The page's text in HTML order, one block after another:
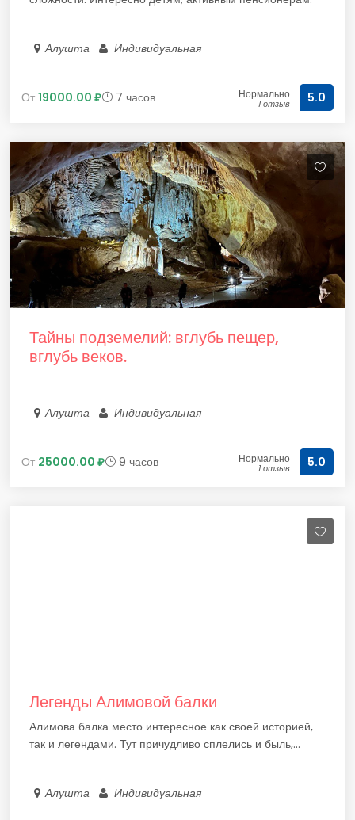
Алушта Индивидуальная
От 19000.00 ₽ 7 часов Нормально
1 отзыв 5.0
Тайны подземелий: вглубь пещер,
вглубь веков.
Алушта Индивидуальная
От 25000.00 ₽ 9 часов Нормально
1 отзыв 5.0
Легенды Алимовой балки
Алимова балка место интересное как своей историей,
так и легендами. Тут причудливо сплелись и быль,...
Алушта Индивидуальная